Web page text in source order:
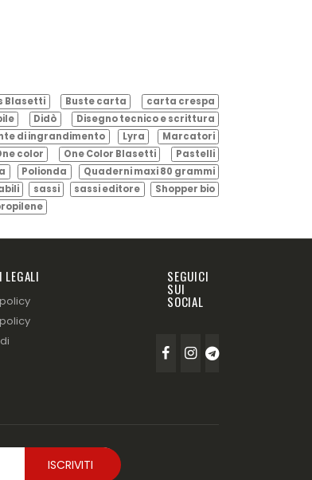
Blasetti Buste carta
carta crespa
Didò
Disegno tecnico e scrittura
di ingrandimento Lyra
Marcatori
color One Color Blasetti
Pastelli
Polionda
Quaderni maxi 80 grammi
sassi sassi editore
Shopper bio
SEGUICI
SUI
SOCIAL